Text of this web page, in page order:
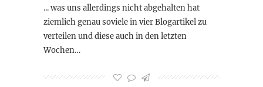
... was uns allerdings nicht abgehalten hat
ziemlich genau soviele in vier Blogartikel zu
verteilen und diese auch in den letzten
Wochen…